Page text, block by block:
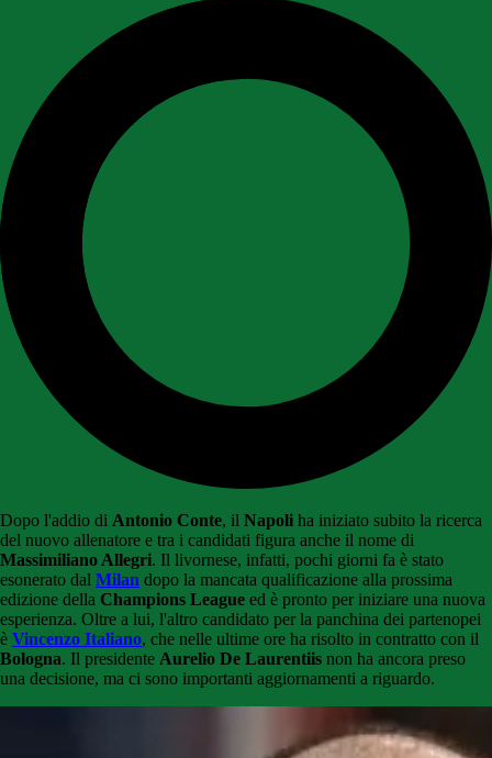
Dopo l'addio di Antonio Conte, il Napoli ha iniziato subito la ricerca
del nuovo allenatore e tra i candidati figura anche il nome di
Massimiliano Allegri. Il livornese, infatti, pochi giorni fa è stato
esonerato dal Milan dopo la mancata qualificazione alla prossima
edizione della Champions League ed è pronto per iniziare una nuova
esperienza. Oltre a lui, l'altro candidato per la panchina dei partenopei
è Vincenzo Italiano, che nelle ultime ore ha risolto in contratto con il
Bologna. Il presidente Aurelio De Laurentiis non ha ancora preso
una decisione, ma ci sono importanti aggiornamenti a riguardo.